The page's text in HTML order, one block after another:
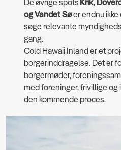
De øvrige spots Krik,
og Vandet Søer endnu
søge relevante
gang.
Cold Hawaii Inland er et
borgerinddragelse. Det er
borgermøder,
med foreninger, frivillige
den kommende proces.